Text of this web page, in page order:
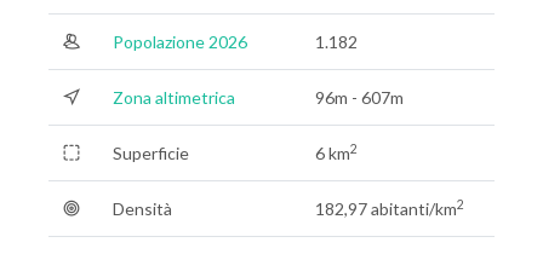
Popolazione 2026 1.182
Zona altimetrica 96m - 607m
Superficie 6 km2
Densità 182,97 abitanti/km2